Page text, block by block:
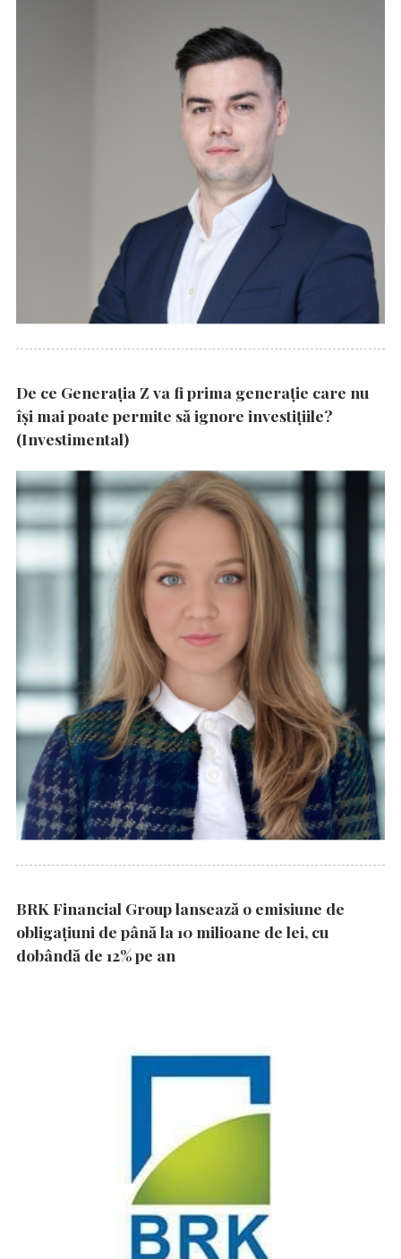
De ce Generația Z va fi prima generație care nu
își mai poate permite să ignore investițiile?
(Investimental)
BRK Financial Group lansează o emisiune de
obligațiuni de până la 10 milioane de lei, cu
dobândă de 12% pe an